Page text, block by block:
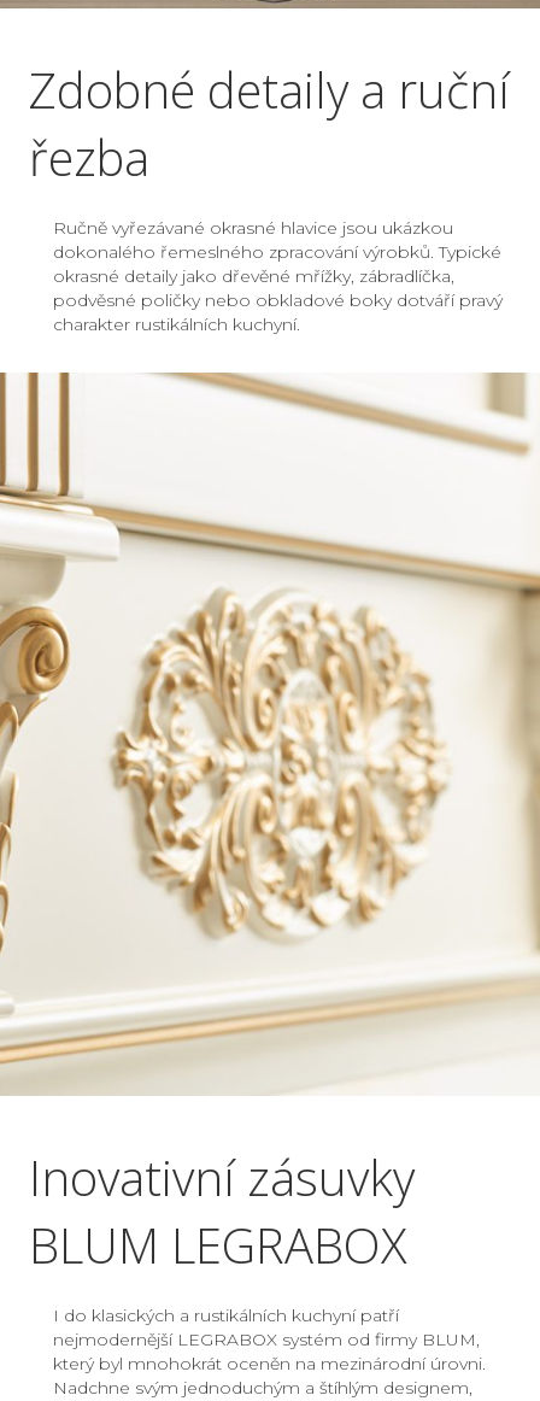
Zdobné detaily a ruční
řezba
Ručně vyřezávané okrasné hlavice jsou ukázkou
dokonalého řemeslného zpracování výrobků. Typické
okrasné detaily jako dřevěné mřížky, zábradlíčka,
podvěsné poličky nebo obkladové boky dotváří pravý
charakter rustikálních kuchyní.
Inovativní zásuvky
BLUM LEGRABOX
I do klasických a rustikálních kuchyní patří
nejmodernější LEGRABOX systém od firmy BLUM,
který byl mnohokrát oceněn na mezinárodní úrovni.
Nadchne svým jednoduchým a štíhlým designem,